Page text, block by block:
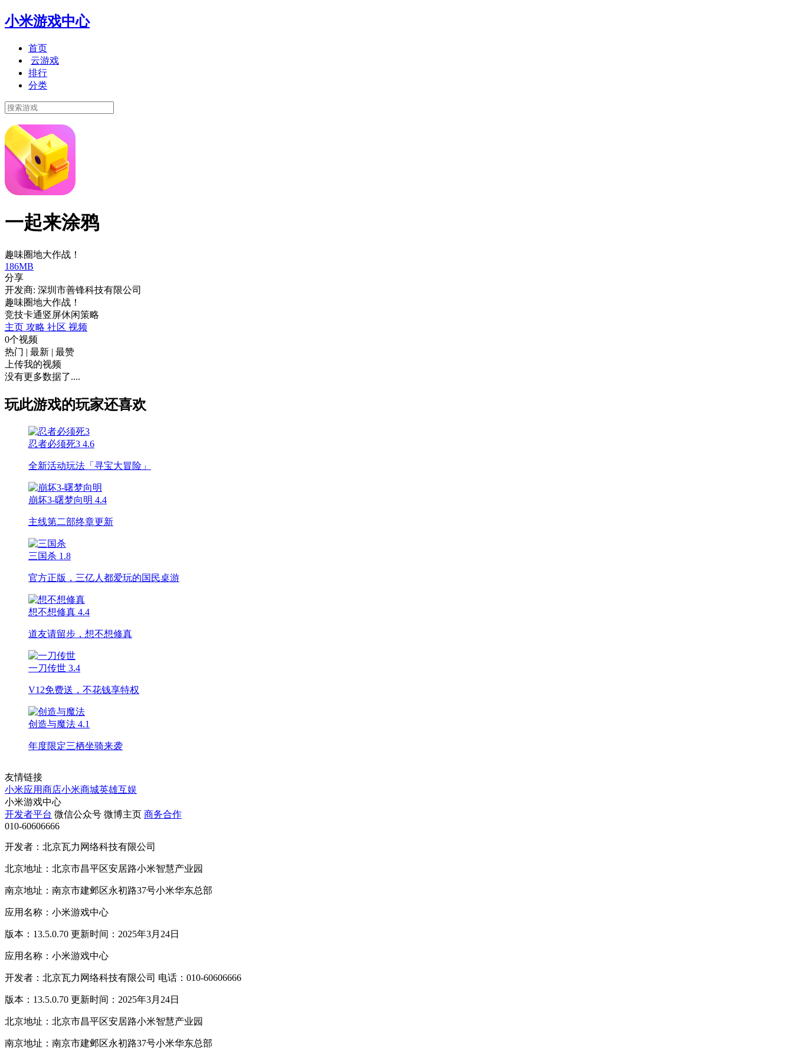
小米游戏中心
首页
云游戏
排行
分类
一起来涂鸦
趣味圈地大作战！
186MB
分享
开发商: 深圳市善锋科技有限公司
趣味圈地大作战！
竞技卡通竖屏休闲策略
主页 攻略 社区 视频
0个视频
热门 | 最新 | 最赞
上传我的视频
没有更多数据了....
玩此游戏的玩家还喜欢
忍者必须死3 4.6
全新活动玩法「寻宝大冒险」
崩坏3-曙梦向明 4.4
主线第二部终章更新
三国杀 1.8
官方正版，三亿人都爱玩的国民桌游
想不想修真 4.4
道友请留步，想不想修真
一刀传世 3.4
V12免费送，不花钱享特权
创造与魔法 4.1
年度限定三栖坐骑来袭
友情链接
小米应用商店小米商城英雄互娱
小米游戏中心
开发者平台 微信公众号 微博主页 商务合作
010-60606666
开发者：北京瓦力网络科技有限公司
北京地址：北京市昌平区安居路小米智慧产业园
南京地址：南京市建邺区永初路37号小米华东总部
应用名称：小米游戏中心
版本：13.5.0.70 更新时间：2025年3月24日
应用名称：小米游戏中心
开发者：北京瓦力网络科技有限公司 电话：010-60606666
版本：13.5.0.70 更新时间：2025年3月24日
北京地址：北京市昌平区安居路小米智慧产业园
南京地址：南京市建邺区永初路37号小米华东总部